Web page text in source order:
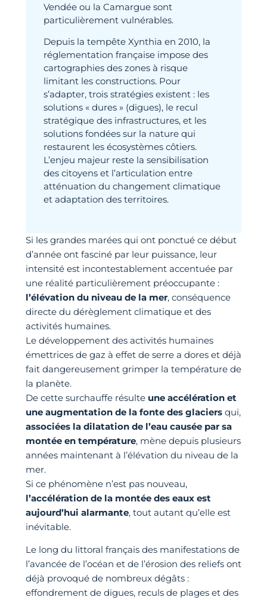
Vendée ou la Camargue sont
particulièrement vulnérables.
Depuis la tempête Xynthia en 2010, la
réglementation française impose des
cartographies des zones à risque
limitant les constructions. Pour
s’adapter, trois stratégies existent : les
solutions « dures » (digues), le recul
stratégique des infrastructures, et les
solutions fondées sur la nature qui
restaurent les écosystèmes côtiers.
L’enjeu majeur reste la sensibilisation
des citoyens et l’articulation entre
atténuation du changement climatique
et adaptation des territoires.
Si les grandes marées qui ont ponctué ce début
d’année ont fasciné par leur puissance, leur
intensité est incontestablement accentuée par
une réalité particulièrement préoccupante :
l’élévation du niveau de la mer, conséquence
directe du dérèglement climatique et des
activités humaines.
Le développement des activités humaines
émettrices de gaz à effet de serre a dores et déjà
fait dangereusement grimper la température de
la planète.
De cette surchauffe résulte une accélération et
une augmentation de la fonte des glaciersqui,
associées la dilatation de l’eau causée par sa
montée en température, mène depuis plusieurs
années maintenant à l’élévation du niveau de la
mer.
Si ce phénomène n’est pas nouveau,
l’accélération de la montée des eaux est
aujourd’hui alarmante, tout autant qu’elle est
inévitable.
Le long du littoral français des manifestations de
l’avancée de l’océan et de l’érosion des reliefs ont
déjà provoqué de nombreux dégâts :
effondrement de digues, reculs de plages et des